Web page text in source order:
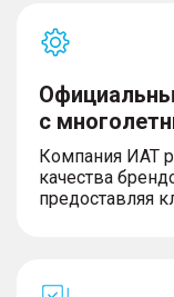
с
Компания ИАТ
качества
предоставляя